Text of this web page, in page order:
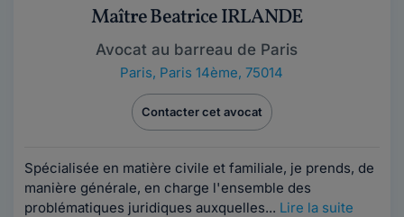
Maître Beatrice IRLANDE
Avocat au barreau de Paris
Paris, Paris 14ème, 75014
Contacter cet avocat
Spécialisée en matière civile et familiale, je prends, de
manière générale, en charge l'ensemble des
problématiques juridiques auxquelles... Lire la suite